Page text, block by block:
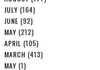
JULY (164)
JUNE (92)
MAY (212)
APRIL (105)
MARCH (413)
MAY (1)